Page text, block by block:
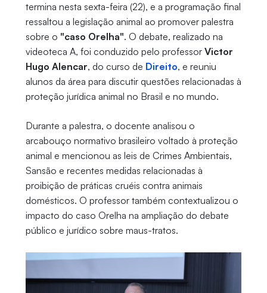
termina nesta sexta-feira (22), e a programação final
ressaltou a legislação animal ao promover palestra
sobre o "caso Orelha". O debate, realizado na
videoteca A, foi conduzido pelo professor Victor
Hugo Alencar, do curso de Direito, e reuniu
alunos da área para discutir questões relacionadas à
proteção jurídica animal no Brasil e no mundo.
Durante a palestra, o docente analisou o
arcabouço normativo brasileiro voltado à proteção
animal e mencionou as leis de Crimes Ambientais,
Sansão e recentes medidas relacionadas à
proibição de práticas cruéis contra animais
domésticos. O professor também contextualizou o
impacto do caso Orelha na ampliação do debate
público e jurídico sobre maus-tratos.